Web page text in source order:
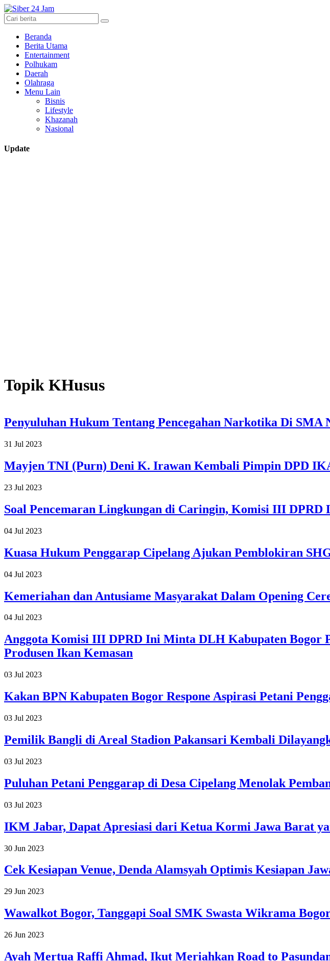
Beranda
Berita Utama
Entertainment
Polhukam
Daerah
Olahraga
Menu Lain
Bisnis
Lifestyle
Khazanah
Nasional
Update
Topik KHusus
Penyuluhan Hukum Tentang Pencegahan Narkotika Di SMA
31 Jul 2023
Mayjen TNI (Purn) Deni K. Irawan Kembali Pimpin DPD
23 Jul 2023
Soal Pencemaran Lingkungan di Caringin, Komisi III
04 Jul 2023
Kuasa Hukum Penggarap Cipelang Ajukan Pemblokiran
04 Jul 2023
Kemeriahan dan Antusiame Masyarakat Dalam Opening
04 Jul 2023
Anggota Komisi III DPRD Ini Minta DLH Kabupaten Bogor
Produsen Ikan Kemasan
03 Jul 2023
Kakan BPN Kabupaten Bogor Respone Aspirasi Petani
03 Jul 2023
Pemilik Bangli di Areal Stadion Pakansari Kembali
03 Jul 2023
Puluhan Petani Penggarap di Desa Cipelang Menolak
03 Jul 2023
IKM Jabar, Dapat Apresiasi dari Ketua Kormi Jawa Barat
30 Jun 2023
Cek Kesiapan Venue, Denda Alamsyah Optimis Kesiapan
29 Jun 2023
Wawalkot Bogor, Tanggapi Soal SMK Swasta Wikrama
26 Jun 2023
Ayah Mertua Raffi Ahmad, Ikut Meriahkan Road to